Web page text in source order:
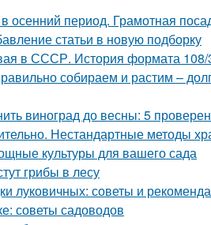
осенний период. Грамотная
статьи в новую подборку
в СССР. История формата 108/
собираем и растим –
виноград до весны: 5
Нестандартные методы
культуры для вашего сада
грибы в лесу
луковичных: советы и
советы садоводов